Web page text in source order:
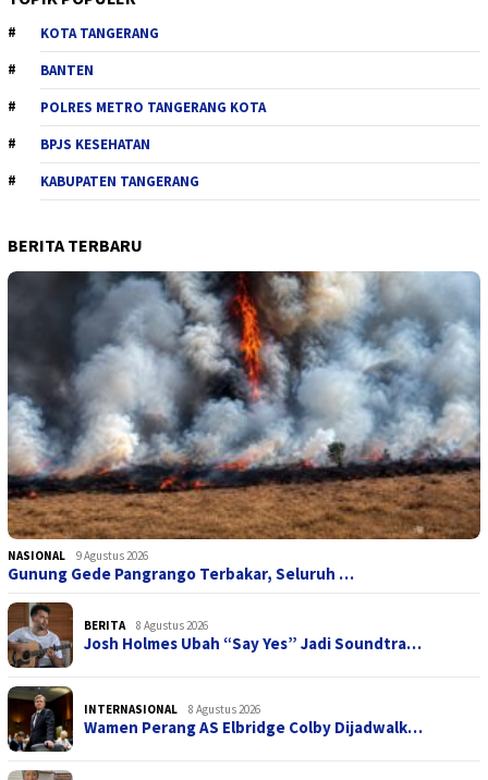
KOTA TANGERANG
BANTEN
POLRES METRO TANGERANG KOTA
BPJS KESEHATAN
KABUPATEN TANGERANG
BERITA TERBARU
NASIONAL 9 Agustus 2026
Gunung Gede Pangrango Terbakar, Seluruh …
BERITA 8 Agustus 2026
Josh Holmes Ubah “Say Yes” Jadi Soundtra…
INTERNASIONAL 8 Agustus 2026
Wamen Perang AS Elbridge Colby Dijadwalk…